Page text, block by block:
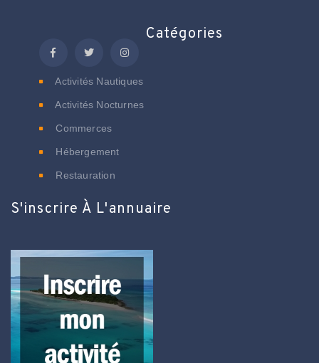
Catégories
Activités Nautiques
Activités Nocturnes
Commerces
Hébergement
Restauration
S'inscrire À L'annuaire